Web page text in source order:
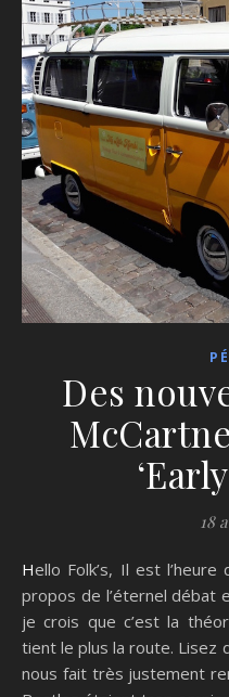
Des
18
Hello Folk’s, Il est l’heure de l’apéro… et je me disais… à
propos de l’éternel débat
je crois que c’est la
tient le plus la route. Lisez
nous fait très justement